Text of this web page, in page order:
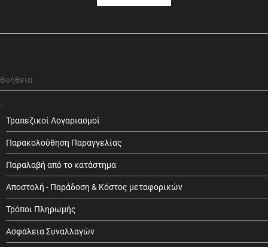
Βοήθεια
Τραπεζικοί Λογαριασμοί
Παρακολούθηση Παραγγελίας
Παραλαβή από το κατάστημα
Αποστολή - Παράδοση & Κόστος μεταφορικών
Τρόποι Πληρωμής
Ασφάλεια Συναλλαγών